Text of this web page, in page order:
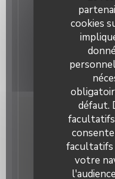
cookies
défaut.
facultatifs
votre
Inscrivez-vous à
des